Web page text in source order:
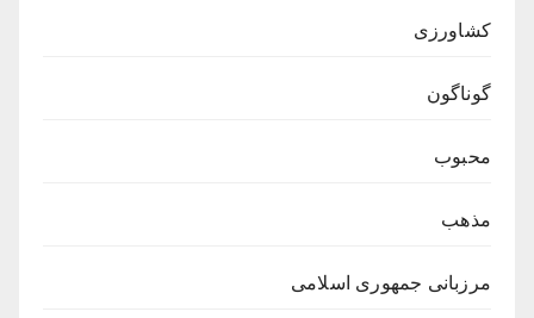
کشاورزی
گوناگون
محبوب
مذهب
مرزبانی جمهوری اسلامی